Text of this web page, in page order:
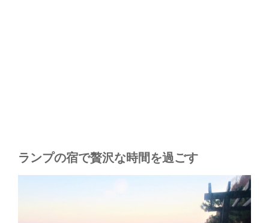
ランプの宿で贅沢な時間を過ごす